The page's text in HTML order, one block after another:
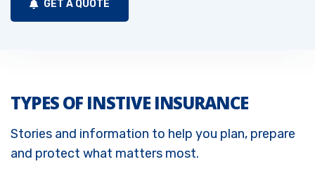
GET A QUOTE
TYPES OF INSTIVE INSURANCE
Stories and information to help you plan, prepare
and protect what matters most.